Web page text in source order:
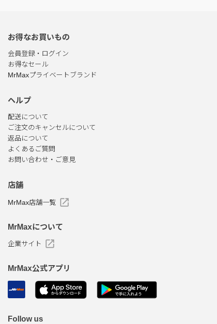
お得なお買いもの
会員登録・ログイン
お得なセール
MrMaxプライベートブランド
ヘルプ
配送について
ご注文のキャンセルについて
返品について
よくあるご質問
お問い合わせ・ご意見
店舗
MrMax店舗一覧
MrMaxについて
企業サイト
MrMax公式アプリ
Follow us